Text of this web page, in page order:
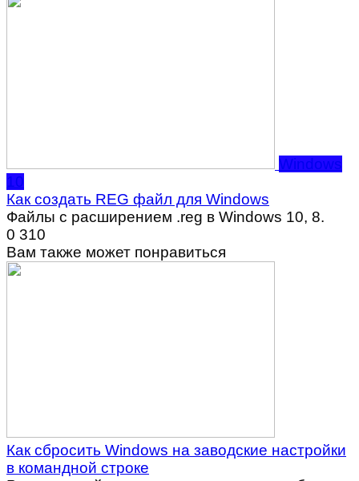
Windows
10
Как создать REG файл для Windows
Файлы с расширением .reg в Windows 10, 8.
0 310
Вам также может понравиться
Как сбросить Windows на заводские настройки
в командной строке